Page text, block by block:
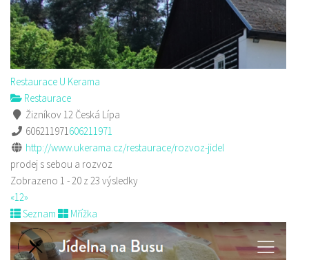
Restaurace U Kerama
Restaurace
Žizníkov 12 Česká Lípa
606211971606211971
http://www.ukerama.cz/restaurace/rozvoz-jidel
prodej s sebou a rozvoz
Zobrazeno 1 - 20 z 23 výsledky
«12»
Seznam
Mřížka